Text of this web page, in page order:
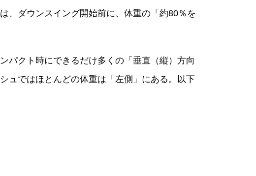
、ダウンスイング開始前に、体重の「約80％を
パクト時にできるだけ多くの「垂直（縦）方向
ュではほとんどの体重は「左側」にある。以下